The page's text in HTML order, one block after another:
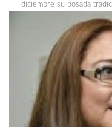
diciembre su posada